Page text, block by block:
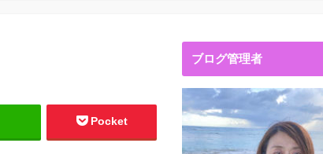
Pocket
ブログ管理者